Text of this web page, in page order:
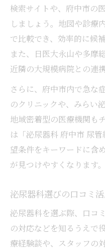
検索サイトや、府中市の
しましょう。地図や診療
で比較でき、効率的に候
また、日医大永山や多摩
近隣の大規模病院との連
さらに、府中市内で急な
のクリニックや、みらい
地域密着型の医療機関も
は「泌尿器科 府中市 尿
望条件をキーワードに含
が見つけやすくなります。
泌尿器科選びの口コミ
泌尿器科を選ぶ際、口コ
の対応などを知るうえで
療経験談や、スタッフの